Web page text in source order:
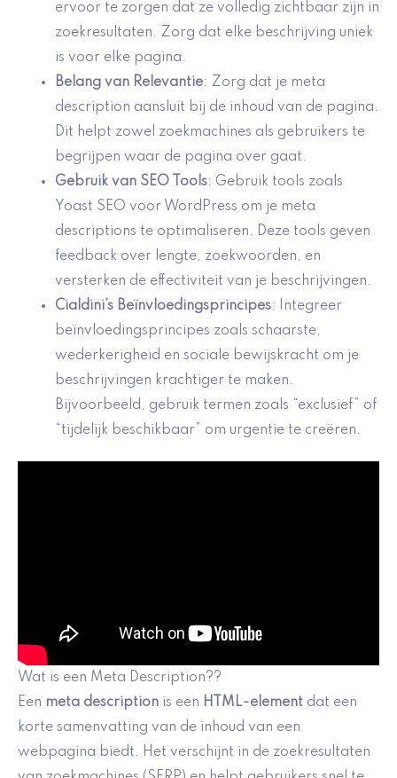
ervoor te zorgen dat ze volledig zichtbaar zijn in
zoekresultaten. Zorg dat elke beschrijving uniek
is voor elke pagina.
Belang van Relevantie: Zorg dat je meta
description aansluit bij de inhoud van de pagina.
Dit helpt zowel zoekmachines als gebruikers te
begrijpen waar de pagina over gaat.
Gebruik van SEO Tools: Gebruik tools zoals
Yoast SEO voor WordPress om je meta
descriptions te optimaliseren. Deze tools geven
feedback over lengte, zoekwoorden, en
versterken de effectiviteit van je beschrijvingen.
Cialdini’s Beïnvloedingsprincipes: Integreer
beïnvloedingsprincipes zoals schaarste,
wederkerigheid en sociale bewijskracht om je
beschrijvingen krachtiger te maken.
Bijvoorbeeld, gebruik termen zoals “exclusief” of
“tijdelijk beschikbaar” om urgentie te creëren.
Wat is een Meta Description??
Een meta description is een HTML-element dat een
korte samenvatting van de inhoud van een
webpagina biedt. Het verschijnt in de zoekresultaten